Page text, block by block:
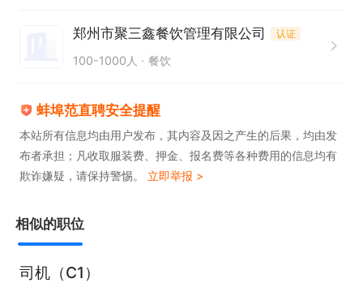
郑州市聚三鑫餐饮管理有限公司 认证
100-1000人 餐饮
蚌埠范直聘安全提醒
本站所有信息均由用户发布，其内容及因之产生的后果，均由发
布者承担；凡收取服装费、押金、报名费等各种费用的信息均有
欺诈嫌疑，请保持警惕。 立即举报 >
相似的职位
司机（C1）